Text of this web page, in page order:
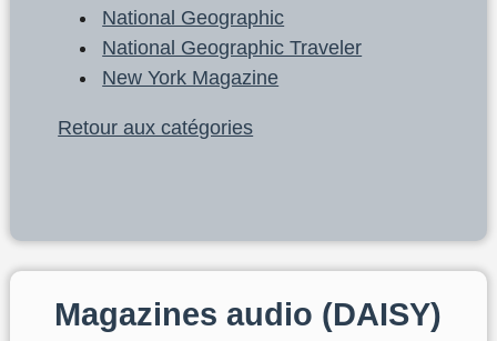
National Geographic
National Geographic Traveler
New York Magazine
Retour aux catégories
Magazines audio (DAISY)